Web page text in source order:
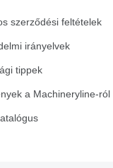
szerződési feltételek
irányelvek
tippek
a Machineryline-ról